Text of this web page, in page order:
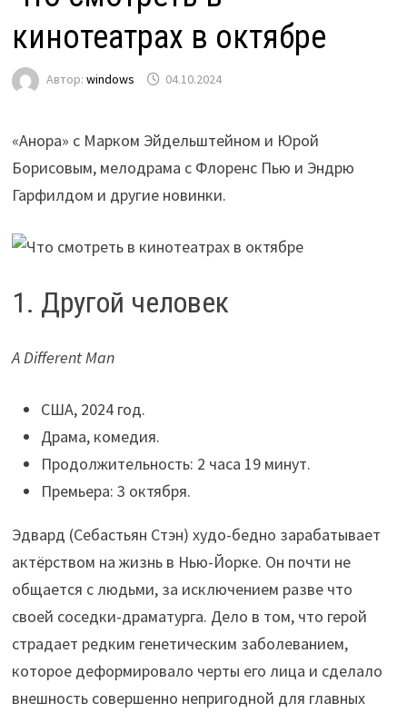
кинотеатрах в октябре
Автор: windows 04.10.2024
«Анора» с Марком Эйдельштейном и Юрой
Борисовым, мелодрама с Флоренс Пью и Эндрю
Гарфилдом и другие новинки.
1. Другой человек
A Different Man
США, 2024 год.
Драма, комедия.
Продолжительность: 2 часа 19 минут.
Премьера: 3 октября.
Эдвард (Себастьян Стэн) худо-бедно зарабатывает
актёрством на жизнь в Нью-Йорке. Он почти не
общается с людьми, за исключением разве что
своей соседки-драматурга. Дело в том, что герой
страдает редким генетическим заболеванием,
которое деформировало черты его лица и сделало
внешность совершенно непригодной для главных